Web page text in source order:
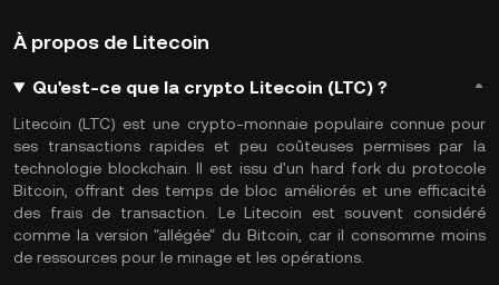
À propos de Litecoin
Qu'est-ce que la crypto Litecoin (LTC) ?
Litecoin (LTC) est une crypto-monnaie populaire connue pour
ses transactions rapides et peu coûteuses permises par la
technologie blockchain. Il est issu d'un hard fork du protocole
Bitcoin, offrant des temps de bloc améliorés et une efficacité
des frais de transaction. Le Litecoin est souvent considéré
comme la version "allégée" du Bitcoin, car il consomme moins
de ressources pour le minage et les opérations.